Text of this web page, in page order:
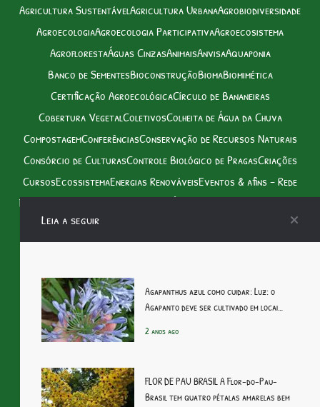
Agricultura SustentávelAgricultura UrbanaAgrobiodiversidade
AgroecologiaAgroecologia ParticipativaAgroecosistema
AgroflorestaÁguas CinzasAnimaisAnvisaAquaponia
Banco de SementesBioconstruçãoBiomaBiomimética
Certificação AgroecológicaCírculo de Bananeiras
Cobertura VegetalColetivosColheita de Água da Chuva
CompostagemConferênciasConservação de Recursos Naturais
Consórcio de CulturasControle Biológico de PragasCriações
CursosEcossistemaEnergias RenováveisEventos & afins – Rede
FeirasFeiras AgroecológicasFeiras ÔrganicasFitoextraçãoHorta
Horta Mandala
Manejo Integrado de PragasMinhocárioMonocultura
PoliculturaPousioProdução Integrada de Alimentos
Rede Agroecológica Rotação de CulturasSimpósios
Sistemas Agroecológicos
Sistemas Agroflorestais
Direitos autorais © 2026 Rede Agroecológica. All rights reserved.
Leia a seguir
Agapanthus azul como cuidar: Luz: o
Agapanto deve ser cultivado em locai…
2 anos ago
FLOR DE PAU BRASIL A Flor-do-Pau-
Brasil tem quatro pétalas amarelas bem